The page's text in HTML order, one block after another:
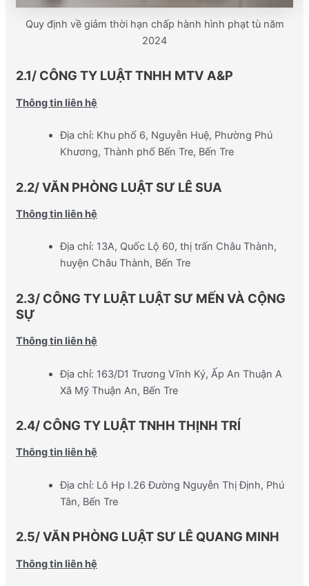
Quy định về giảm thời hạn chấp hành hình phạt tù năm
2024
2.1/ CÔNG TY LUẬT TNHH MTV A&P
Thông tin liên hệ
Địa chỉ: Khu phố 6, Nguyễn Huệ, Phường Phú
Khương, Thành phố Bến Tre, Bến Tre
2.2/ VĂN PHÒNG LUẬT SƯ LÊ SUA
Thông tin liên hệ
Địa chỉ: 13A, Quốc Lộ 60, thị trấn Châu Thành,
huyện Châu Thành, Bến Tre
2.3/ CÔNG TY LUẬT LUẬT SƯ MẾN VÀ CỘNG
SỰ
Thông tin liên hệ
Địa chỉ: 163/D1 Trương Vĩnh Ký, Ấp An Thuận A
Xã Mỹ Thuận An, Bến Tre
2.4/ CÔNG TY LUẬT TNHH THỊNH TRÍ
Thông tin liên hệ
Địa chỉ: Lô Hp I.26 Đường Nguyễn Thị Định, Phú
Tân, Bến Tre
2.5/ VĂN PHÒNG LUẬT SƯ LÊ QUANG MINH
Thông tin liên hệ